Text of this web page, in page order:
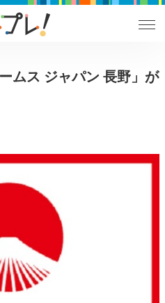
ムス ジャパン 長野」が